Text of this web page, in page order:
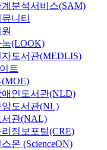
계분석서비스(SAM)
니티
눔(LOOK)
자도서관(MEDLIS)
트
애인도서관(NLD)
앙도서관(NL)
서관(NAL)
정보포털(CRE)
온 (ScienceON)